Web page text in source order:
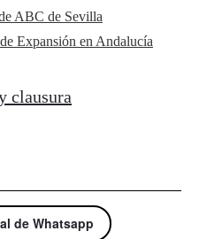
ABC de Sevilla
Expansión en Andalucía
clausura
de Whatsapp